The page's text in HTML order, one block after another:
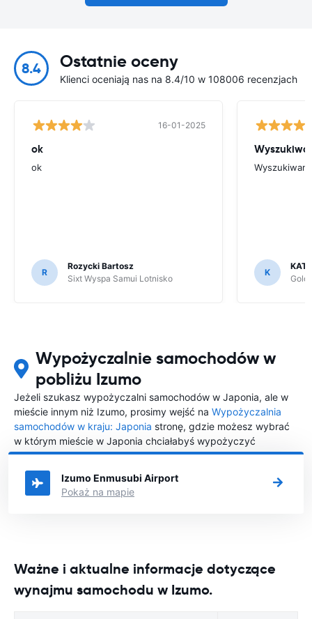
8.4 Ostatnie oceny
Klienci oceniają nas na 8.4/10 w 108006 recenzjach
16-01-2025
ok
ok
R
Rozycki Bartosz
Sixt Wyspa Samui Lotnisko
K
Wypożyczalnie samochodów w
pobliżu Izumo
Jeżeli szukasz wypożyczalni samochodów w Japonia, ale w
mieście innym niż Izumo, prosimy wejść na Wypożyczalnia
samochodów w kraju: Japonia stronę, gdzie możesz wybrać
w którym mieście w Japonia chciałabyś wypożyczyć
samochód.
Izumo Enmusubi Airport
Pokaż na mapie
Ważne i aktualne informacje dotyczące
wynajmu samochodu w Izumo.